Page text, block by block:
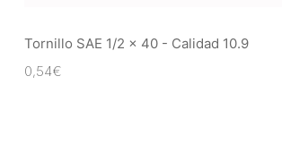
Tornillo SAE 1/2 x 40 - Calidad 10.9
0,54€